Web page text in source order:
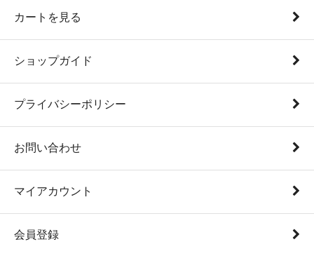
カートを見る
ショップガイド
プライバシーポリシー
お問い合わせ
マイアカウント
会員登録